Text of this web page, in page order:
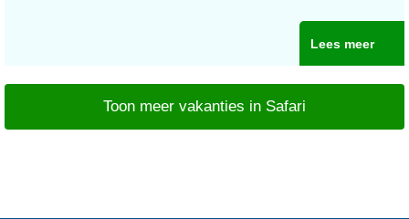
Lees meer
Toon meer vakanties in Safari